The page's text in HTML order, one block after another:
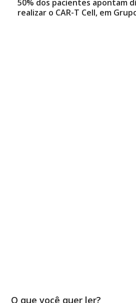
50% dos pacientes apontam
realizar o CAR-T Cell, em
O que você quer ler?